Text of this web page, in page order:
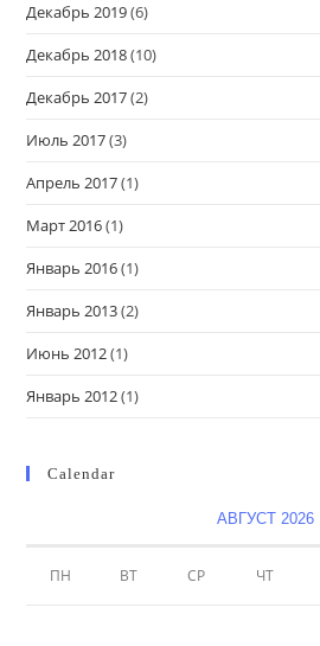
Декабрь 2019(6)
Декабрь 2018(10)
Декабрь 2017(2)
Июль 2017(3)
Апрель 2017(1)
Март 2016(1)
Январь 2016(1)
Январь 2013(2)
Июнь 2012(1)
Январь 2012(1)
Calendar
АВГУСТ 2026
ПН ВТ СР ЧТ